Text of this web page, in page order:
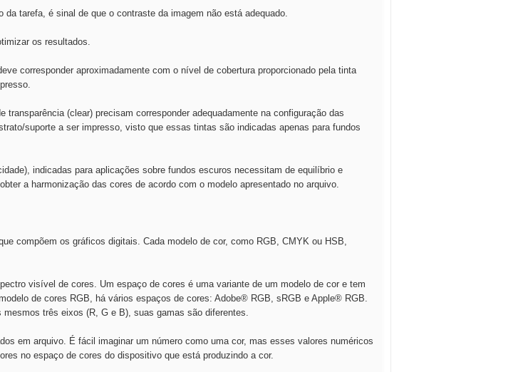
tarefa, é sinal de que o contraste da imagem não está adequado.
os resultados.
corresponder aproximadamente com o nível de cobertura proporcionado pela tinta
(clear) precisam corresponder adequadamente na configuração das
suporte a ser impresso, visto que essas tintas são indicadas apenas para fundos
indicadas para aplicações sobre fundos escuros necessitam de equilíbrio e
a harmonização das cores de acordo com o modelo apresentado no arquivo.
compõem os gráficos digitais. Cada modelo de cor, como RGB, CMYK ou HSB,
visível de cores. Um espaço de cores é uma variante de um modelo de cor e tem
de cores RGB, há vários espaços de cores: Adobe® RGB, sRGB e Apple® RGB.
três eixos (R, G e B), suas gamas são diferentes.
em arquivo. É fácil imaginar um número como uma cor, mas esses valores numéricos
no espaço de cores do dispositivo que está produzindo a cor.